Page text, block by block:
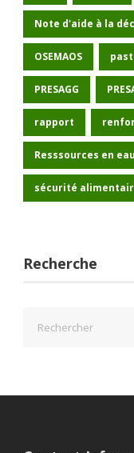
Note d'aide à la
OSEMAOS
PRESAGG
rapport
Resssources en eau
sécurité
Recherche